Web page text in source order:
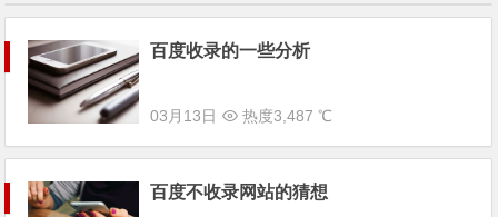
百度收录的一些分析
03月13日 热度3,487 ℃
百度不收录网站的猜想